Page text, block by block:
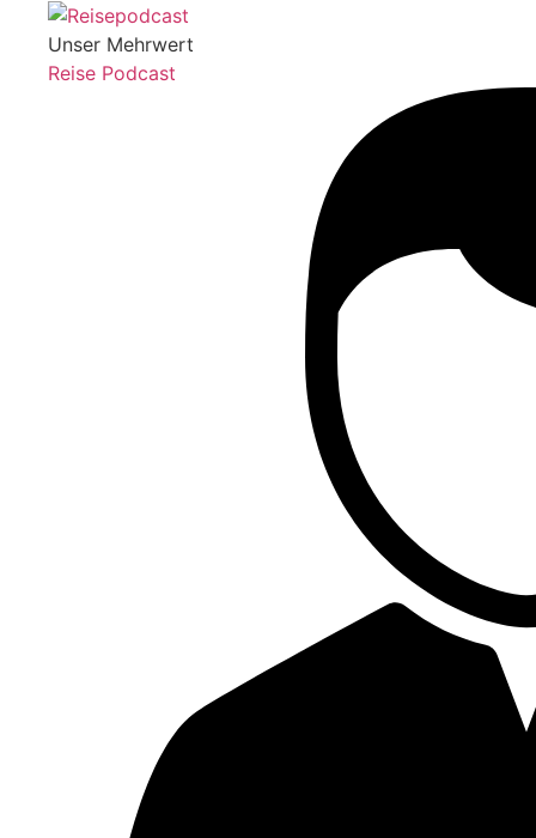
Unser Mehrwert
Reise Podcast